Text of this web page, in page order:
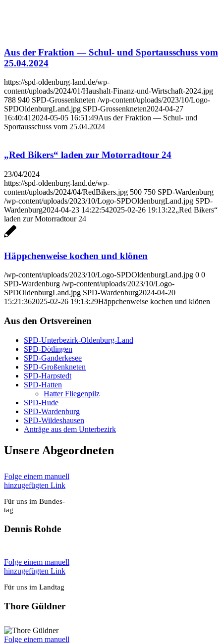
Aus der Frak­ti­on — Schul- und Sport­aus­schuss vom
25.04.2024
https://spd-oldenburg-land.de/wp-
content/uploads/2024/01/Haushalt-Finanz-und-Wirtschaft-2024.jpg
788 940 SPD-Grossenkneten /wp-content/uploads/2023/10/Logo-
SPDOldenburgLand.jpg SPD-Grossenkneten2024-04-27
16:40:412024-05-05 16:51:49Aus der Frak­ti­on — Schul- und
Sport­aus­schuss vom 25.04.2024
„Red Bikers“ laden zur Motor­rad­tour 24
23/04/2024
https://spd-oldenburg-land.de/wp-
content/uploads/2024/04/RedBikers.jpg 500 750 SPD-Wardenburg
/wp-content/uploads/2023/10/Logo-SPDOldenburgLand.jpg SPD-
Wardenburg2024-04-23 14:22:542025-02-26 19:13:22„Red Bikers“
laden zur Motor­rad­tour 24
Häpp­chen­wei­se kochen und klö­nen
/wp-content/uploads/2023/10/Logo-SPDOldenburgLand.jpg 0 0
SPD-Wardenburg /wp-content/uploads/2023/10/Logo-
SPDOldenburgLand.jpg SPD-Wardenburg2024-04-20
15:21:362025-02-26 19:13:29Häpp­chen­wei­se kochen und klö­nen
Aus den Orts­ver­ei­nen
SPD-Unter­be­zirk-Olden­burg-Land
SPD-Döt­lin­gen
SPD-Gan­der­ke­see
SPD-Groß­enkne­ten
SPD-Harp­s­tedt
SPD-Hat­ten
Hat­ter Flie­gen­pilz
SPD-Hude
SPD-War­den­burg
SPD-Wil­des­hau­sen
Anträ­ge aus dem Unter­be­zirk
Unse­re Abge­ord­ne­ten
Fol­ge einem manu­ell
hin­zu­ge­füg­ten Link
Für uns im Bun­des­
tag
Den­nis Roh­de
Fol­ge einem manu­ell
hin­zu­ge­füg­ten Link
Für uns im Land­tag
Tho­re Güld­ner
Fol­ge einem manu­ell